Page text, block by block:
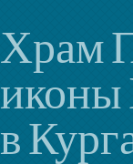
Храм
иконы
в